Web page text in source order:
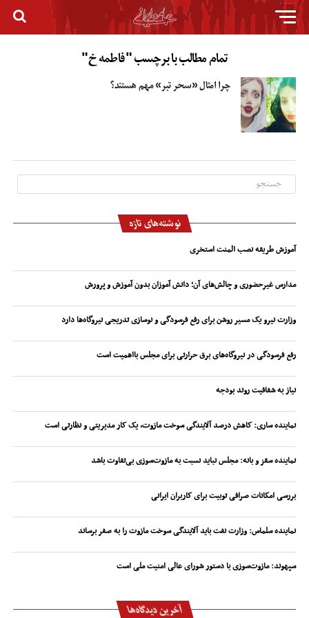
تمام مطالب با برچسب "فاطمه خ"
چرا امثال «سحر تبر» مهم هستند؟
نوشته‌های تازه
آموزش طریقه نصب المنت استخری
مدارس غیرحضوری و چالش‌های آن؛ دانش آموزان بدون آموزش و پرورش
وزارت نیرو یک مسیر روشن برای رفع فرسودگی و نوسازی تدریجی نیروگاه‌ها دارد
رفع فرسودگی در نیروگاه‌های برق حرارتی برای مجلس بااهمیت است
نیاز به شفافیت روند بودجه
نماینده ساری: کاهش درصد آلایندگی سوخت مازوت، یک کار مدیریتی و نظارتی است
نماینده سقز و بانه: مجلس نباید نسبت به مازوت‌سوزی بی‌تفاوت باشد
بررسی امکانات صرافی توبیت برای کاربران ایرانی
نماینده سلماس: وزارت نفت باید آلایندگی سوخت مازوت را به صفر برساند
سپهوند:‌ مازوت‌سوزی با دستور شورای عالی امنیت ملی است
آخرین دیدگاه‌ها